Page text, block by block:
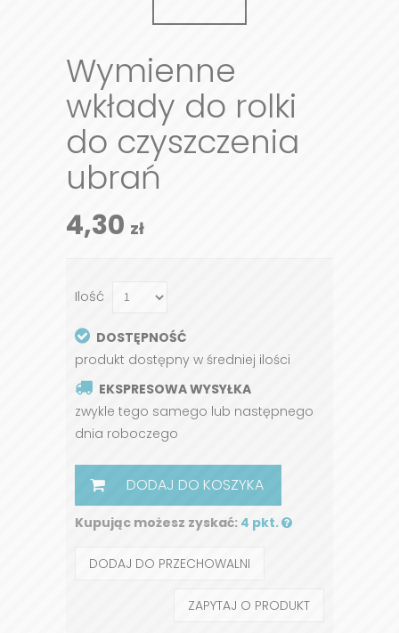
Wymienne
wkłady do rolki
do czyszczenia
ubrań
4,30 zł
Ilość
DOSTĘPNOŚĆ
produkt dostępny w średniej ilości
EKSPRESOWA WYSYŁKA
zwykle tego samego lub następnego
dnia roboczego
DODAJ DO KOSZYKA
Kupując możesz zyskać: 4 pkt.
DODAJ DO PRZECHOWALNI
ZAPYTAJ O PRODUKT